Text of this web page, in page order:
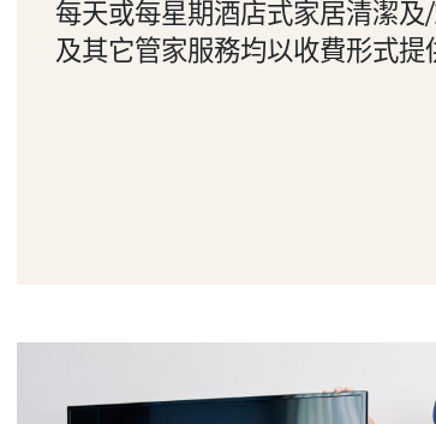
每天或每星期酒店式家居清潔及
及其它管家服務均以收費形式提